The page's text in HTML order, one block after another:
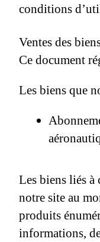
conditions
Ventes des
Ce document
Les biens que
Les biens liés
notre site au
produits
informations,